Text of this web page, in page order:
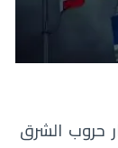
حروب الشرق